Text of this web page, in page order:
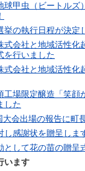
球甲虫（ビートルズ
挙の執行日程が決定
式会社と地域活性化
を行いました
式会社と地域活性化
工場限定醸造「笑顔
した
会出場の報告に町
し感謝状を贈呈しま
として花の苗の贈呈
います